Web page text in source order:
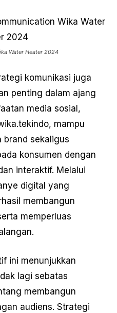
Water Heater 2024
komunikasi juga
penting dalam ajang
media sosial,
mampu
brand sekaligus
konsumen dengan
interaktif. Melalui
digital yang
membangun
memperluas
ini menunjukkan
lagi sebatas
membangun
audiens. Strategi